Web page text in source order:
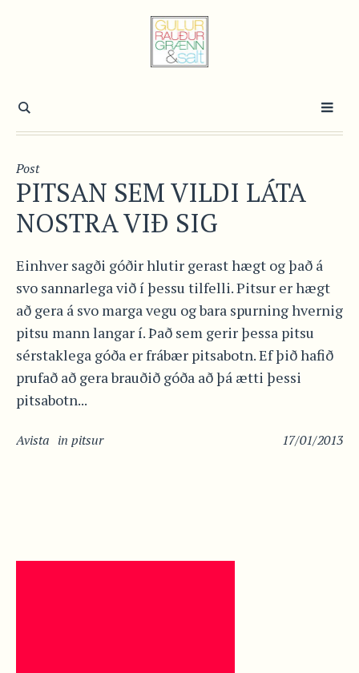
Post
PITSAN SEM VILDI LÁTA
NOSTRA VIÐ SIG
Einhver sagði góðir hlutir gerast hægt og það á
svo sannarlega við í þessu tilfelli. Pitsur er hægt
að gera á svo marga vegu og bara spurning hvernig
pitsu mann langar í. Það sem gerir þessa pitsu
sérstaklega góða er frábær pitsabotn. Ef þið hafið
prufað að gera brauðið góða að þá ætti þessi
pitsabotn...
17/01/2013
Avista in pitsur